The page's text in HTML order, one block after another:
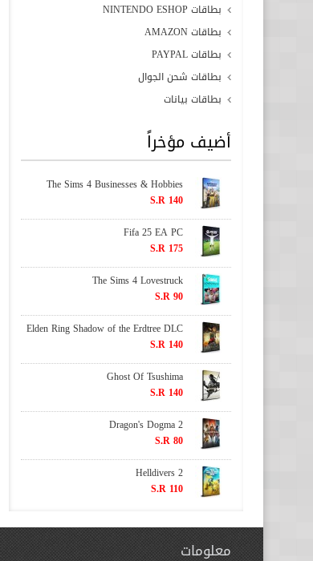
بطاقات NINTENDO ESHOP
بطاقات AMAZON
بطاقات PAYPAL
بطاقات شحن الجوال
بطاقات بيانات
أضيف مؤخراً
The Sims 4 Businesses & Hobbies
S.R 140
Fifa 25 EA PC
S.R 175
The Sims 4 Lovestruck
S.R 90
Elden Ring Shadow of the Erdtree DLC
S.R 140
Ghost Of Tsushima
S.R 140
Dragon's Dogma 2
S.R 80
Helldivers 2
S.R 110
معلومات